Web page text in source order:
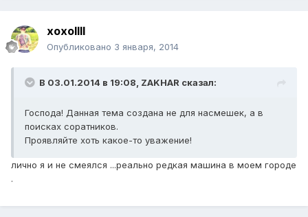
xoxollll
Опубликовано 3 января, 2014
В 03.01.2014 в 19:08, ZAKHAR сказал:
Господа! Данная тема создана не для насмешек, а в
поисках соратников.
Проявляйте хоть какое-то уважение!
лично я и не смеялся ...реально редкая машина в моем городе
.